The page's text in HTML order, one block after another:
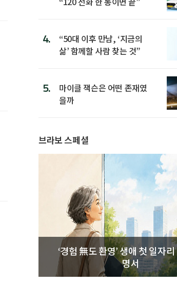
4.
“50대 이후 만남, ‘지금의
삶’ 함께할 사람 찾는 것”
5.
마이클 잭슨은 어떤 존재였
을까
브라보 스페셜
‘경험 無도 환영’ 생애 첫 일자리 도전 설
명서